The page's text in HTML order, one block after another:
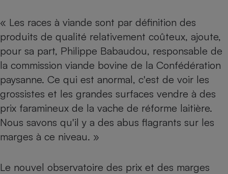
« Les races à viande sont par définition des
produits de qualité relativement coûteux, ajoute,
pour sa part, Philippe Babaudou, responsable de
la commission viande bovine de la Confédération
paysanne. Ce qui est anormal, c'est de voir les
grossistes et les grandes surfaces vendre à des
prix faramineux de la vache de réforme laitière.
Nous savons qu'il y a des abus flagrants sur les
marges à ce niveau. »
Le nouvel observatoire des prix et des marges